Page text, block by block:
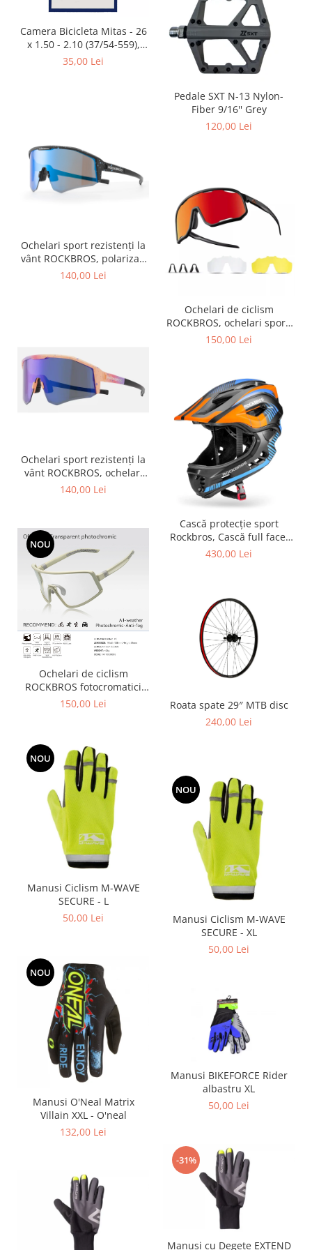
Schimbatoare viteze
Scule bicicleta
Camera Bicicleta Mitas - 26
x 1.50 - 2.10 (37/54-559),
FV47
35,00 Lei
Pedale SXT N-13 Nylon-
Fiber 9/16'' Grey
120,00 Lei
Ochelari sport rezistenți la
vânt ROCKBROS, polarizați
pentru ciclism, ochelari de
140,00 Lei
Ochelari de ciclism
ROCKBROS, ochelari sport,
ramă fotocromatică TR
150,00 Lei
Ochelari sport rezistenți la
vânt ROCKBROS, ochelari
polarizați pentru ciclism,
140,00 Lei
Cască protecție sport
Rockbros, Cască full face,
albastru 55-58 cm
430,00 Lei
NOU
Ochelari de ciclism
ROCKBROS fotocromatici
anti-aburire UV400 reglabili
150,00 Lei
Roata spate 29″ MTB disc
240,00 Lei
NOU
Manusi Ciclism M-WAVE
SECURE - L
50,00 Lei
NOU
Manusi Ciclism M-WAVE
SECURE - XL
50,00 Lei
NOU
Manusi O'Neal Matrix
Villain XXL - O'neal
132,00 Lei
Manusi BIKEFORCE Rider
albastru XL
50,00 Lei
-31%
Manusi cu Degete EXTEND